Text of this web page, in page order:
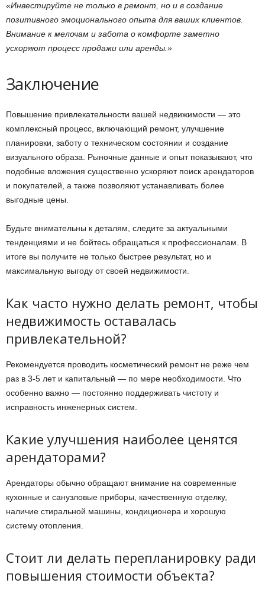
«Инвестируйте не только в ремонт, но и в создание
позитивного эмоционального опыта для ваших клиентов.
Внимание к мелочам и забота о комфорте заметно
ускоряют процесс продажи или аренды.»
Заключение
Повышение привлекательности вашей недвижимости — это
комплексный процесс, включающий ремонт, улучшение
планировки, заботу о техническом состоянии и создание
визуального образа. Рыночные данные и опыт показывают, что
подобные вложения существенно ускоряют поиск арендаторов
и покупателей, а также позволяют устанавливать более
выгодные цены.
Будьте внимательны к деталям, следите за актуальными
тенденциями и не бойтесь обращаться к профессионалам. В
итоге вы получите не только быстрее результат, но и
максимальную выгоду от своей недвижимости.
Как часто нужно делать ремонт, чтобы
недвижимость оставалась
привлекательной?
Рекомендуется проводить косметический ремонт не реже чем
раз в 3-5 лет и капитальный — по мере необходимости. Что
особенно важно — постоянно поддерживать чистоту и
исправность инженерных систем.
Какие улучшения наиболее ценятся
арендаторами?
Арендаторы обычно обращают внимание на современные
кухонные и санузловые приборы, качественную отделку,
наличие стиральной машины, кондиционера и хорошую
систему отопления.
Стоит ли делать перепланировку ради
повышения стоимости объекта?